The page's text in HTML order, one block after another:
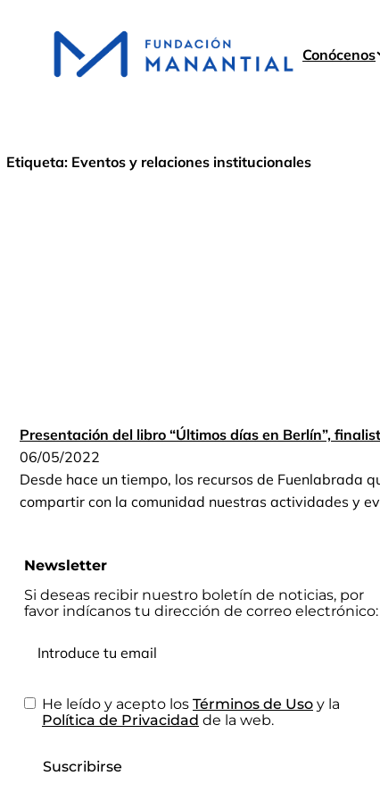
Conócenos
Etiqueta: Eventos y relaciones institucionales
Presentación del libro “Últimos días en Berlín”,
06/05/2022
Desde hace un tiempo, los recursos de Fuenlabrada
compartir con la comunidad nuestras actividades y
Newsletter
Si deseas recibir nuestro boletín de noticias, por
favor indícanos tu dirección de correo electrónico:
He leído y acepto los Términos de Uso y la
Política de Privacidad de la web.
Suscribirse